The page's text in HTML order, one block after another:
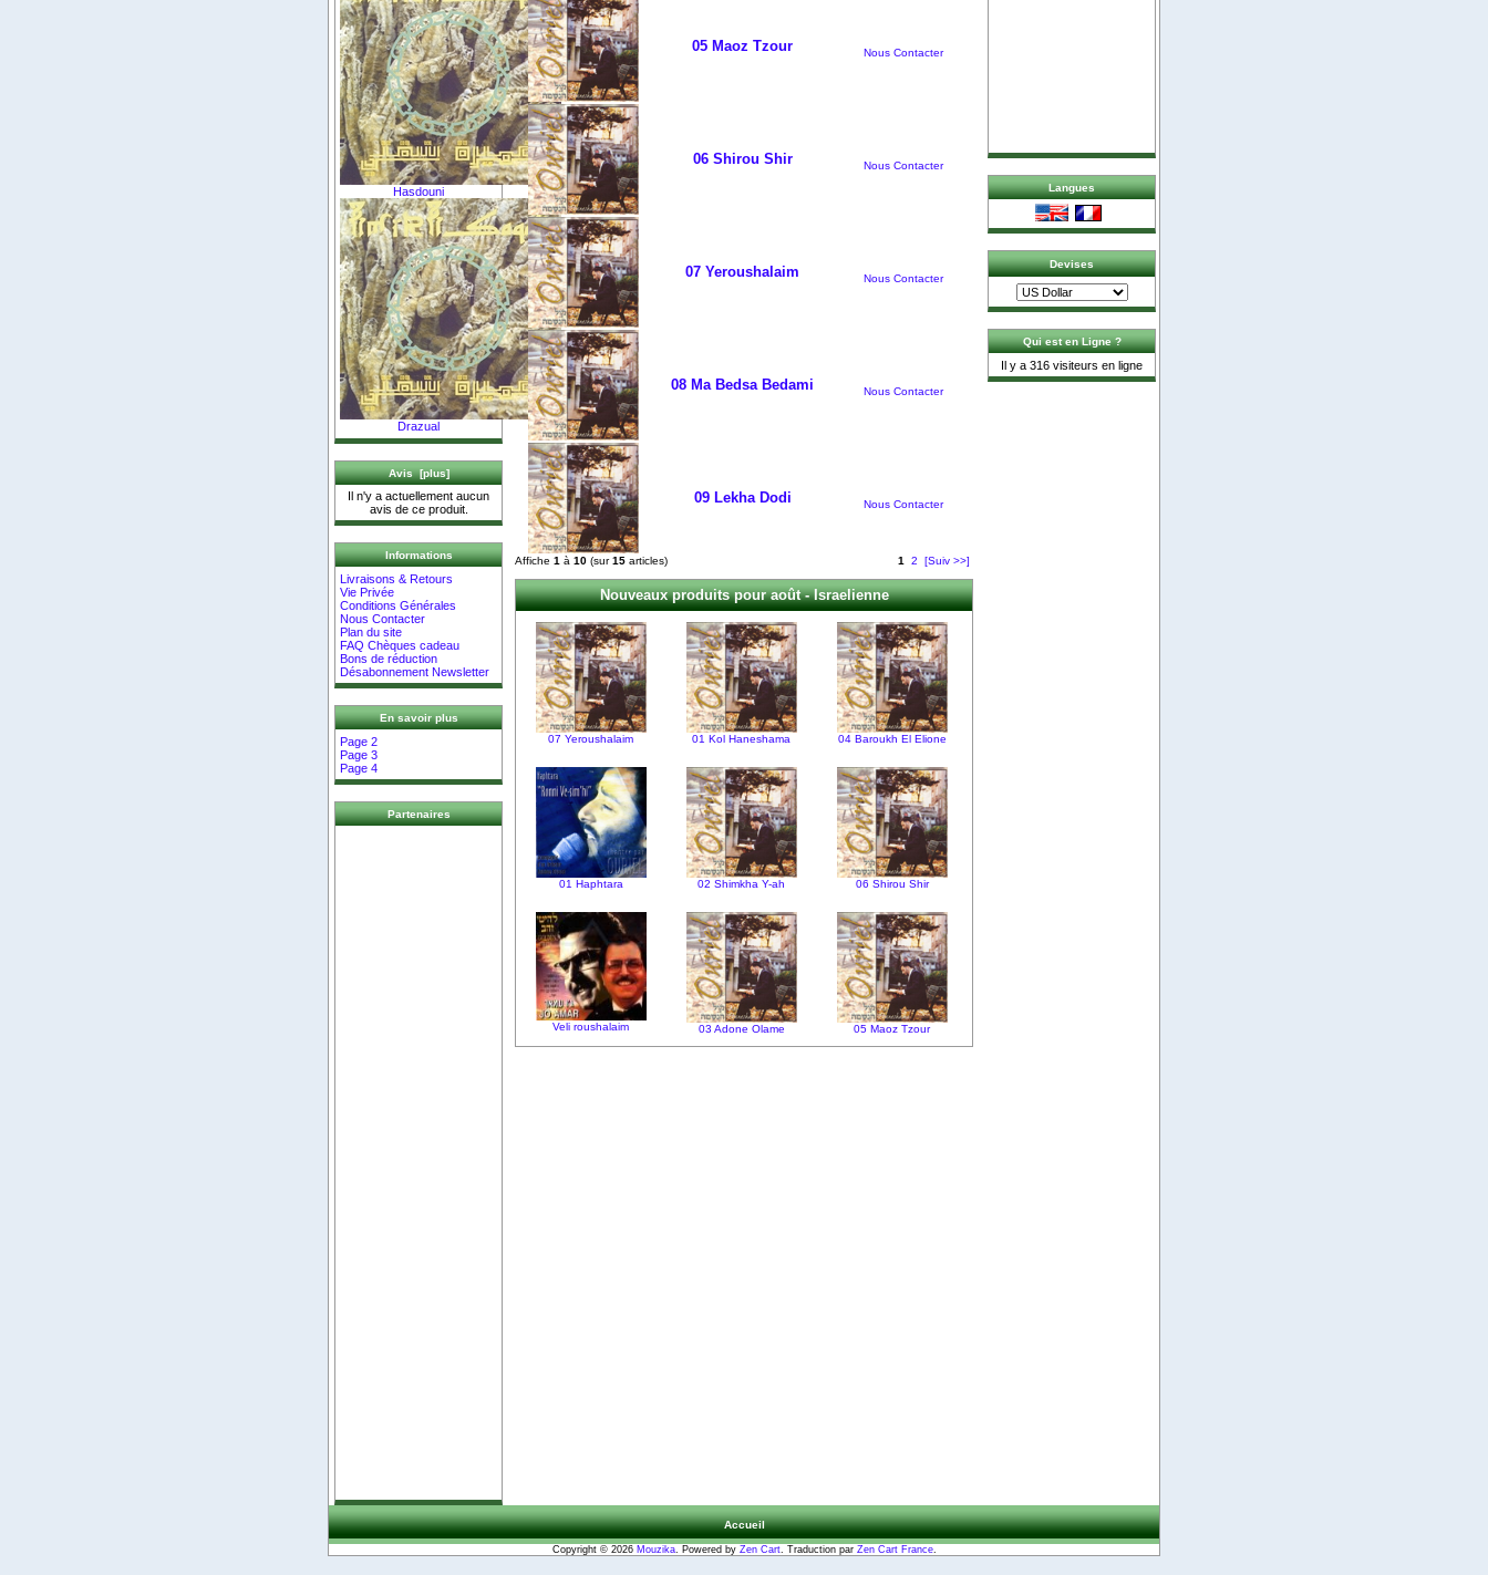
Hasdouni
Drazual
Avis [plus]
Il n'y a actuellement aucun
avis de ce produit.
Informations
Livraisons & Retours
Vie Privée
Conditions Générales
Nous Contacter
Plan du site
FAQ Chèques cadeau
Bons de réduction
Désabonnement Newsletter
En savoir plus
Page 2
Page 3
Page 4
Partenaires
05 Maoz Tzour Nous Contacter
06 Shirou Shir Nous Contacter
07 Yeroushalaim Nous Contacter
08 Ma Bedsa Bedami Nous Contacter
09 Lekha Dodi Nous Contacter
Affiche 1 à 10 (sur15 articles) 1 2 [Suiv >>]
Nouveaux produits pour août - Israelienne
07 Yeroushalaim 01 Kol Haneshama 04 Baroukh El Elione
01 Haphtara 02 Shimkha Y-ah 06 Shirou Shir
Veli roushalaim 03 Adone Olame 05 Maoz Tzour
Langues
Devises
Qui est en Ligne ?
Il y a 316 visiteurs en ligne
Accueil
Copyright © 2026 Mouzika. Powered by Zen Cart. Traduction par Zen Cart France.